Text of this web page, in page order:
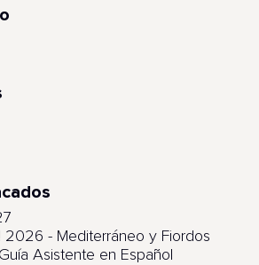
2026 - Mediterráneo y Fiordos
Asistente en Español